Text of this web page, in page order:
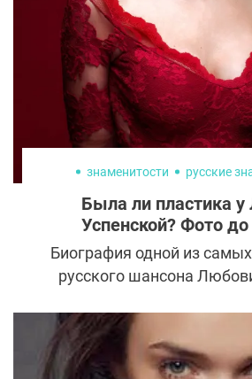
работе пластического
импровизации – это
Попасть на прием к
профессионалу с похожими
прекрасное и умением
идеальные параметры –
пациента.
знаменитости русские
Была ли пластика
Успенской? Фото до
Биография одной из
русского шансона
сюжетными поворотами
то давно маленькая
даже и представить себе